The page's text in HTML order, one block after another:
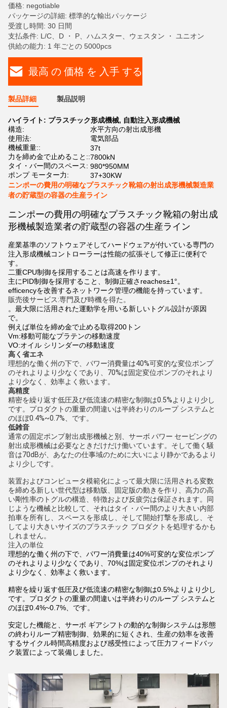
価格: negotiable
パッケージの詳細: 標準的な輸出パッケージ
受渡し時間: 30 日間
支払条件: L/C、D ・ P、ハムスター、ウェスタン ・ ユニオン
供給の能力: 1 年ごとの 5000pcs
最高 の 価格 を 入手 する
製品詳細 製品説明
ハイライト: プラスチック形成機械, 自動注入形成機械
構造:
水平方向の射出成形機
使用法:
電気部品
機械重量::
37t
力を締め金で止めること::7800kN
タイ・バー間のスペース: 980*950MM
ポンプ モーター力:
37+30KW
ニンポーの費用の明確なプラスチック靴箱の射出成形機械製造業
者の貯蔵型の容器の生産ライン
ニンポーの費用の明確なプラスチック靴箱の射出成
形機械製造業者の貯蔵型の容器の生産ライン
産業基準のソフトウェアそしてハードウェアが付いている専門の
注入形成機械コントローラーは性能の拡張そして修正に便利で
す。
二重CPU制御を採用することは高速を作ります。
主にPID制御を採用すること、制御正確さreaches±1°。
efficencyを改善するネットワーク管理の機能を持っています。
販売後サービス:専門及び時機を得た。
。最大限に活用された運動学を用いる新しいトグル設計が原因
で。
例えば単位を締め金で止める取得200トン
Vm:移動可能なプラテンの移動速度
VO:オイル シリンダーの移動速度
高く省エネ
理想的な働く州の下で、パワー消費量は40%可変的な変位ポンプ
のそれよりより少なくであり、70%は固定変位ポンプのそれより
より少なく、効率よく救います。
高精度
精密を繰り返す低圧及び低流速の精密な制御は0.5%よりより少し
です。プロダクトの重量の間違いは半終わりのループ システムと
のほぼ0.4%~0.7%、です。
低雑音
通常の固定ポンプ射出成形機械と別、サーボ パワー セービングの
射出成形機械は必要なときだけだけ働いています。そして働く騒
音は70dBが、あなたの仕事域のために大いにより静かであるより
より少しです。
装置およびコンピュータ模範化によって最大限に活用される変数
を締める新しい世代型は移動版、固定版の動きを作り、高力の高
い剛性率のトグルの構造、特徴および反疲労は保証されます。同
じような機械と比較して、それはタイ・バー間のより大きい内部
拍車を所有し、スペースを形成し、そして開始打撃を形成し、そ
してより大きいサイズのプラスチック プロダクトを処理するかも
しれません。
注入の単位
理想的な働く州の下で、パワー消費量は40%可変的な変位ポンプ
のそれよりより少なくであり、70%は固定変位ポンプのそれより
より少なく、効率よく救います。
精密を繰り返す低圧及び低流速の精密な制御は0.5%よりより少し
です。プロダクトの重量の間違いは半終わりのループ システムと
のほぼ0.4%~0.7%、です。
安定した機能と、サーボ ギアシフトの動的な制御システムは形態
の終わりループ精密制御、効果的に短くされ、生産の効率を改善
するサイクル時間高精度および感受性によって圧力フィードバッ
ク装置によって装備しました。